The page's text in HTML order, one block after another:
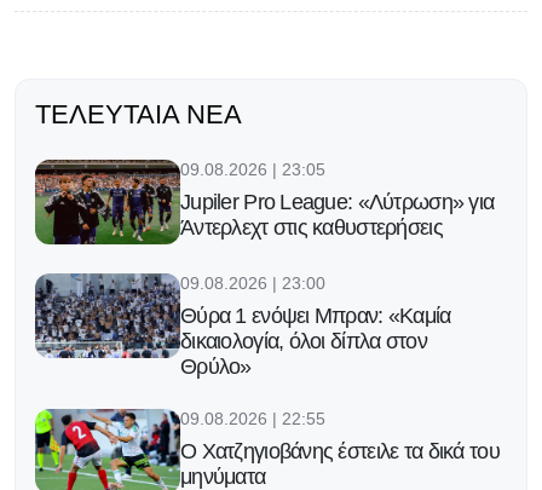
ΤΕΛΕΥΤΑΊΑ ΝΈΑ
09.08.2026 | 23:05
Jupiler Pro League: «Λύτρωση» για
Άντερλεχτ στις καθυστερήσεις
09.08.2026 | 23:00
Θύρα 1 ενόψει Μπραν: «Καμία
δικαιολογία, όλοι δίπλα στον
Θρύλο»
09.08.2026 | 22:55
Ο Χατζηγιοβάνης έστειλε τα δικά του
μηνύματα